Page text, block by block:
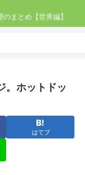
のまとめ【世界編】
。ホットドッ
はてブ